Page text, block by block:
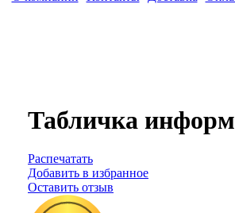
Табличка
Распечатать
Добавить в избранное
Оставить отзыв